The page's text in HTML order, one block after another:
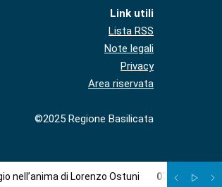
Link utili
Lista RSS
Note legali
Privacy
Area riservata
©2025 Regione Basilicata
nell’anima di Lorenzo Ostuni 07 08 Più